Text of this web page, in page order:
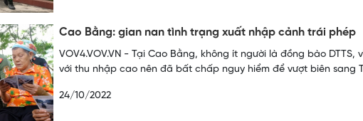
Cao Bằng: gian nan tình trạng xuất nhập cảnh trái phép
VOV4.VOV.VN - Tại Cao Bằng, không ít người là đồng bào
với thu nhập cao nên đã bất chấp nguy hiểm để vượt biên sang
24/10/2022